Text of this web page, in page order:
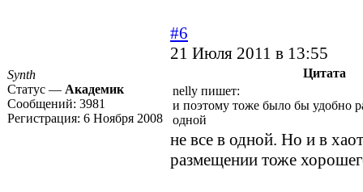
Synth
Статус — Академик
Сообщений: 3981
Регистрация: 6 Ноября 2008
#6
21 Июля 2011 в 13:55
Цитата
nelly пишет:
и поэтому тоже было бы удобно
одной
не все в одной. Но и в
размещении тоже